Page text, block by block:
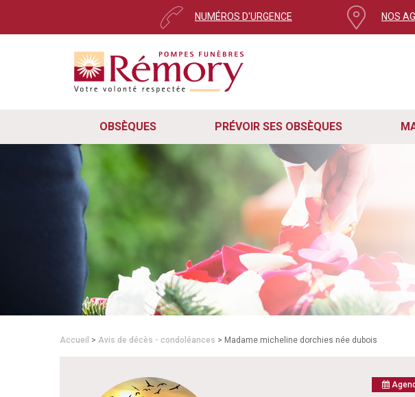
NUMÉROS D'URGENCE NOS
OBSÈQUES PRÉVOIR SES OBSÈQUES
Accueil > Avis de décès - condoléances > Madame micheline dorchies née dubois
Cher utilisateur,
Ce message s’affiche automatiquement si la version de votre
rapidement, veuillez suivre ces trois étapes simples :
cas, veuillez mettre à jour votre navigateur vers sa
Rafraîchissez simplement la page actuelle. Vous pouvez
le navigateur et revenir sur le site internet Remory.
En suivant ces deux étapes, vous serez en mesure d'utiliser le
continuez à rencontrer des difficultés, n'hésitez pas à nous